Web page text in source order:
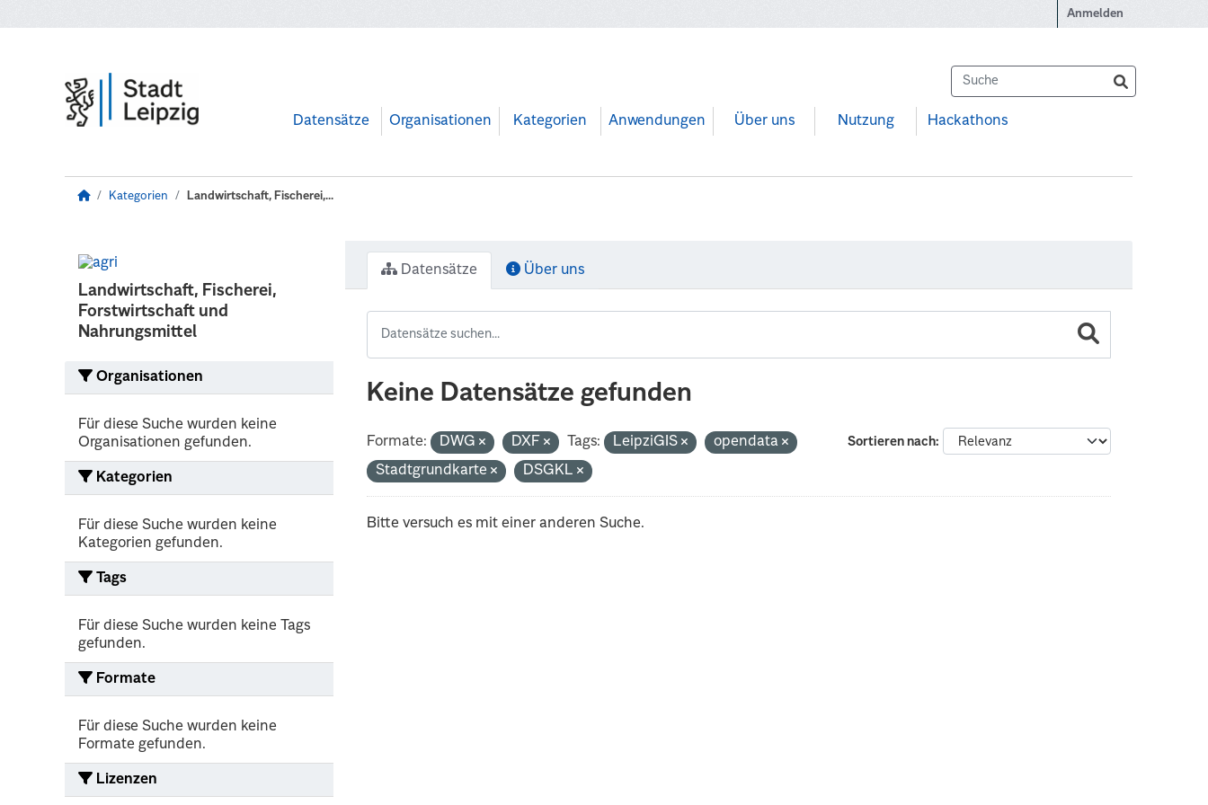
Anmelden
Datensätze Organisationen Kategorien Anwendungen Über uns Nutzung Hackathons
Kategorien Landwirtschaft, Fischerei,...
Landwirtschaft, Fischerei,
Forstwirtschaft und
Nahrungsmittel
Organisationen
Für diese Suche wurden keine
Organisationen gefunden.
Kategorien
Für diese Suche wurden keine
Kategorien gefunden.
Tags
Für diese Suche wurden keine Tags
gefunden.
Formate
Für diese Suche wurden keine
Formate gefunden.
Lizenzen
Datensätze Über uns
Keine Datensätze gefunden
Sortieren nach
Formate: DWG DXF Tags: LeipziGIS
opendata
Stadtgrundkarte
DSGKL
Bitte versuch es mit einer anderen Suche.